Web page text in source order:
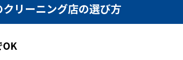
リーニング店の選び方
OK